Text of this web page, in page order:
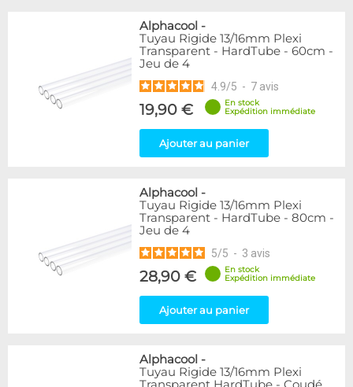
Alphacool -
Tuyau Rigide 13/16mm Plexi
Transparent - HardTube - 60cm -
Jeu de 4
4.9/5 - 7 avis
19,90 €
En stock
Expédition immédiate
Ajouter au panier
Alphacool -
Tuyau Rigide 13/16mm Plexi
Transparent - HardTube - 80cm -
Jeu de 4
5/5 - 3 avis
28,90 €
En stock
Expédition immédiate
Ajouter au panier
Alphacool -
Tuyau Rigide 13/16mm Plexi